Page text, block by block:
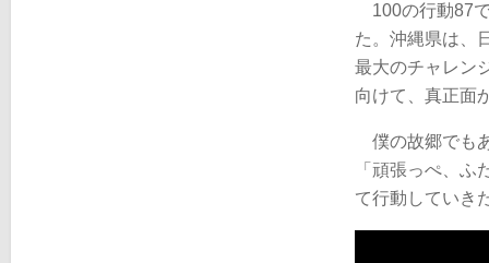
100の行動87
た。沖縄県は、
最大のチャレン
向けて、真正面
僕の故郷でも
「頑張っぺ、
て行動していき